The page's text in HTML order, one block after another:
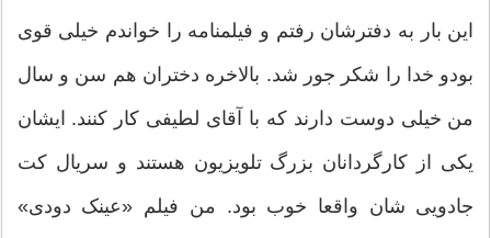
این بار به دفترشان رفتم و فیلمنامه را خواندم خیلی قوی
بودو خدا را شکر جور شد. بالاخره دختران هم سن و سال
من خیلی دوست دارند که با آقای لطیفی کار کنند. ایشان
یکی از کارگردانان بزرگ تلویزیون هستند و سریال کت
جادویی شان واقعا خوب بود. من فیلم «عینک دودی»